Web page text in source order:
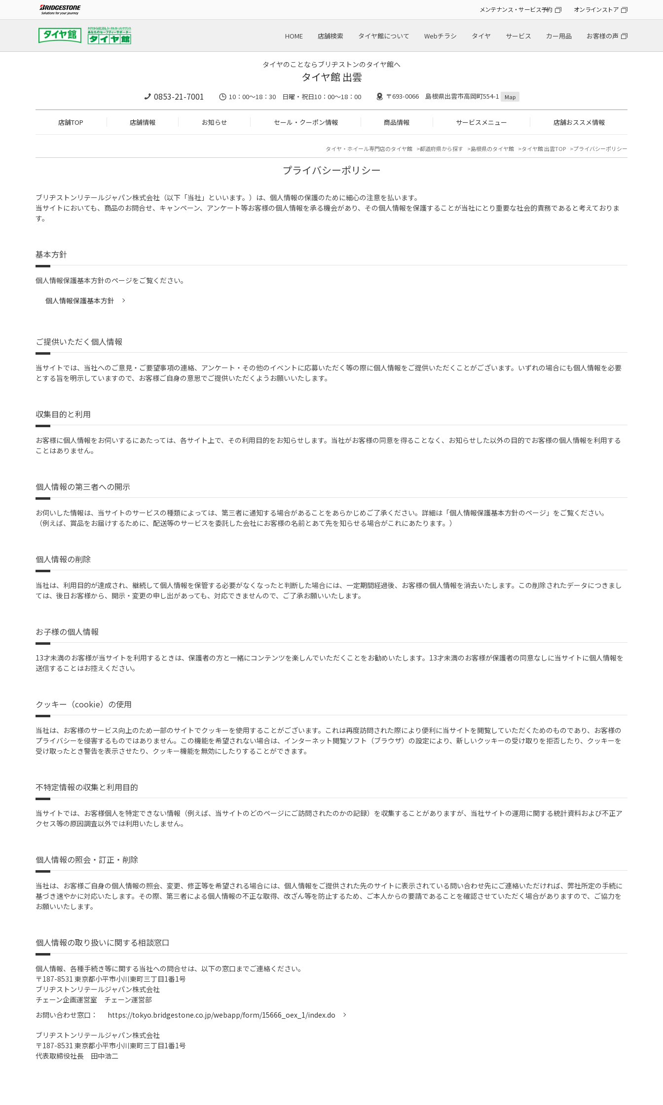
メンテナンス・サービス予約 オンラインストア
HOME 店舗検索 タイヤ館について Webチラシ タイヤ サービス カー用品 お客様の声
タイヤのことならブリヂストンのタイヤ館へ
タイヤ館 出雲
0853-21-7001 10：00～18：30 日曜・祝日10：00～18：00 〒693-0066 島根県出雲市高岡町554-1 Map
店舗TOP 店舗情報 お知らせ セール・クーポン情報 商品情報 サービスメニュー 店舗おススメ情報
タイヤ・ホイール専門店のタイヤ館 都道府県から探す 島根県のタイヤ館 タイヤ館 出雲TOP プライバシーポリシー
プライバシーポリシー
ブリヂストンリテールジャパン株式会社（以下「当社」といいます。）は、個人情報の保護のために細心の注意を払います。
当サイトにおいても、商品のお問合せ、キャンペーン、アンケート等お客様の個人情報を承る機会があり、その個人情報を保護することが当社にとり重要な社会的責務であると考えておりま
す。
基本方針
個人情報保護基本方針のページをご覧ください。
個人情報保護基本方針
ご提供いただく個人情報
当サイトでは、当社へのご意見・ご要望事項の連絡、アンケート・その他のイベントに応募いただく等の際に個人情報をご提供いただくことがございます。いずれの場合にも個人情報を必要
とする旨を明示していますので、お客様ご自身の意思でご提供いただくようお願いいたします。
収集目的と利用
お客様に個人情報をお伺いするにあたっては、各サイト上で、その利用目的をお知らせします。当社がお客様の同意を得ることなく、お知らせした以外の目的でお客様の個人情報を利用する
ことはありません。
個人情報の第三者への開示
お伺いした情報は、当サイトのサービスの種類によっては、第三者に通知する場合があることをあらかじめご了承ください。詳細は「個人情報保護基本方針のページ」をご覧ください。
（例えば、賞品をお届けするために、配送等のサービスを委託した会社にお客様の名前とあて先を知らせる場合がこれにあたります。）
個人情報の削除
当社は、利用目的が達成され、継続して個人情報を保管する必要がなくなったと判断した場合には、一定期間経過後、お客様の個人情報を消去いたします。この削除されたデータにつきまし
ては、後日お客様から、開示・変更の申し出があっても、対応できませんので、ご了承お願いいたします。
お子様の個人情報
13才未満のお客様が当サイトを利用するときは、保護者の方と一緒にコンテンツを楽しんでいただくことをお勧めいたします。13才未満のお客様が保護者の同意なしに当サイトに個人情報を
送信することはお控えください。
クッキー（cookie）の使用
当社は、お客様のサービス向上のため一部のサイトでクッキーを使用することがございます。これは再度訪問された際により便利に当サイトを閲覧していただくためのものであり、お客様の
プライバシーを侵害するものではありません。この機能を希望されない場合は、インターネット閲覧ソフト（ブラウザ）の設定により、新しいクッキーの受け取りを拒否したり、クッキーを
受け取ったとき警告を表示させたり、クッキー機能を無効にしたりすることができます。
不特定情報の収集と利用目的
当サイトでは、お客様個人を特定できない情報（例えば、当サイトのどのページにご訪問されたのかの記録）を収集することがありますが、当社サイトの運用に関する統計資料および不正ア
クセス等の原因調査以外では利用いたしません。
個人情報の照会・訂正・削除
当社は、お客様ご自身の個人情報の照会、変更、修正等を希望される場合には、個人情報をご提供された先のサイトに表示されている問い合わせ先にご連絡いただければ、弊社所定の手続に
基づき速やかに対応いたします。その際、第三者による個人情報の不正な取得、改ざん等を防止するため、ご本人からの要請であることを確認させていただく場合がありますので、ご協力を
お願いいたします。
個人情報の取り扱いに関する相談窓口
個人情報、各種手続き等に関する当社への問合せは、以下の窓口までご連絡ください。
〒187-8531 東京都小平市小川東町三丁目1番1号
ブリヂストンリテールジャパン株式会社
チェーン企画運営室 チェーン運営部
お問い合わせ窓口：
https://tokyo.bridgestone.co.jp/webapp/form/15666_oex_1/index.do
ブリヂストンリテールジャパン株式会社
〒187-8531 東京都小平市小川東町三丁目1番1号
代表取締役社長 田中浩二